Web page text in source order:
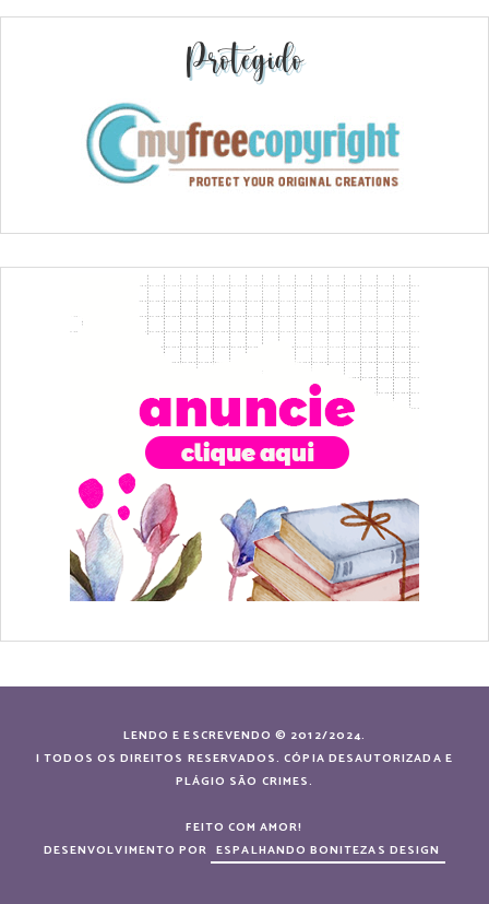
Protegido
LENDO E ESCREVENDO © 2012/2024.
| TODOS OS DIREITOS RESERVADOS. CÓPIA DESAUTORIZADA E
PLÁGIO SÃO CRIMES.
FEITO COM AMOR!
DESENVOLVIMENTO POR ESPALHANDO BONITEZAS DESIGN